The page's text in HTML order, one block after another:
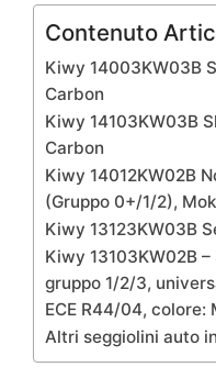
Contenuto
Kiwy 14003KW03B
Carbon
Kiwy 14103KW03B
Carbon
Kiwy 14012KW02B
(Gruppo 0+/1/2),
Kiwy 13123KW03B
Kiwy 13103KW02B
gruppo 1/2/3,
ECE R44/04, colore:
Altri seggiolini auto